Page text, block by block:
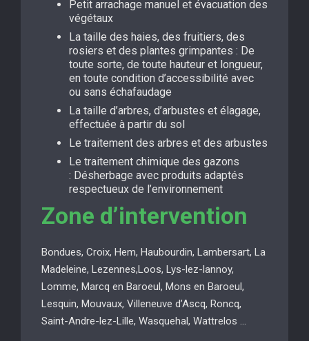
Petit arrachage manuel et évacuation des
végétaux
La taille des haies, des fruitiers, des
rosiers et des plantes grimpantes : De
toute sorte, de toute hauteur et longueur,
en toute condition d’accessibilité avec
ou sans échafaudage
La taille d’arbres, d’arbustes et élagage,
effectuée à partir du sol
Le traitement des arbres et des arbustes
Le traitement chimique des gazons
: Désherbage avec produits adaptés
respectueux de l’environnement
Zone d’intervention
Bondues, Croix, Hem, Haubourdin, Lambersart, La
Madeleine, Lezennes,Loos, Lys-lez-lannoy,
Lomme, Marcq en Baroeul, Mons en Baroeul,
Lesquin, Mouvaux, Villeneuve d’Ascq, Roncq,
Saint-Andre-lez-Lille, Wasquehal, Wattrelos …